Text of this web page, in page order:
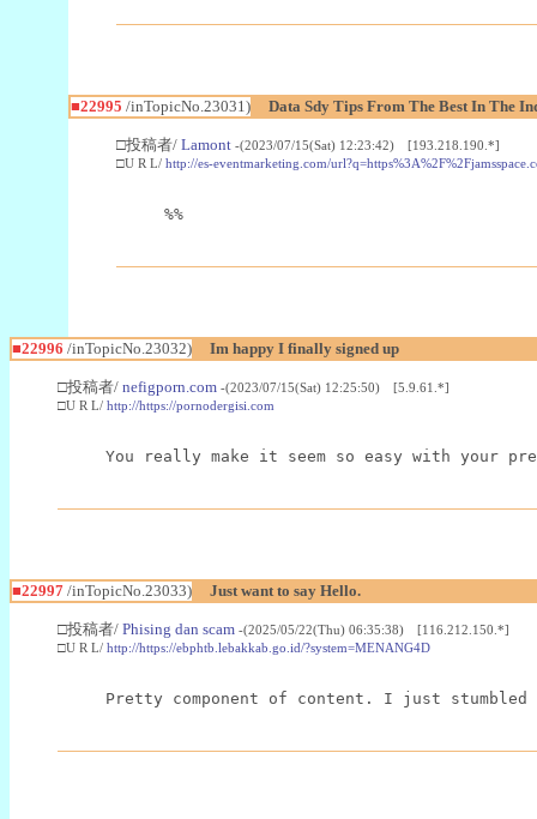
■22995 /inTopicNo.23031) Data Sdy Tips From The Best In The
□投稿者/ Lamont -(2023/07/15(Sat) 12:23:42) [193.218.190.*]
□U R L/ http://es-eventmarketing.com/
%%
■22996 /inTopicNo.23032) Im happy I finally signed up
□投稿者/ nefigporn.com -(2023/07/15(Sat) 12:25:50) [5.9.61.*]
□U R L/ http://https://pornodergisi.com
You really make it seem so easy with your
■22997 /inTopicNo.23033) Just want to say Hello.
□投稿者/ Phising dan scam -(2025/05/22(Thu) 06:35:38) [116.212.150.*]
□U R L/ http://https://ebphtb.lebakkab.go.id/?system=MENANG4D
Pretty component of content. I just